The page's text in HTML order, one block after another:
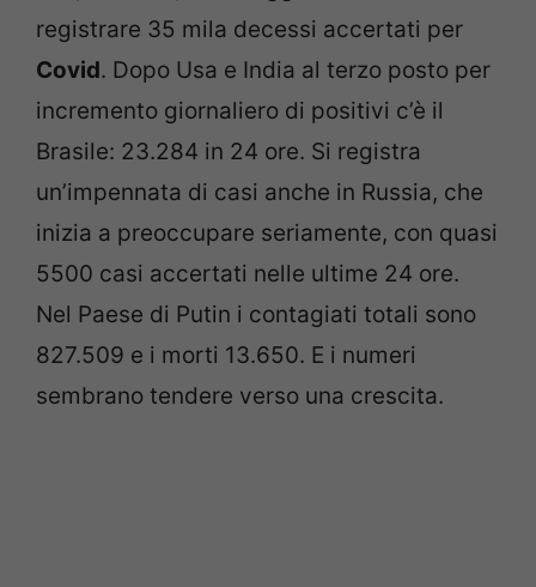
registrare 35 mila decessi accertati per
Covid. Dopo Usa e India al terzo posto per
incremento giornaliero di positivi c’è il
Brasile: 23.284 in 24 ore. Si registra
un’impennata di casi anche in Russia, che
inizia a preoccupare seriamente, con quasi
5500 casi accertati nelle ultime 24 ore.
Nel Paese di Putin i contagiati totali sono
827.509 e i morti 13.650. E i numeri
sembrano tendere verso una crescita.